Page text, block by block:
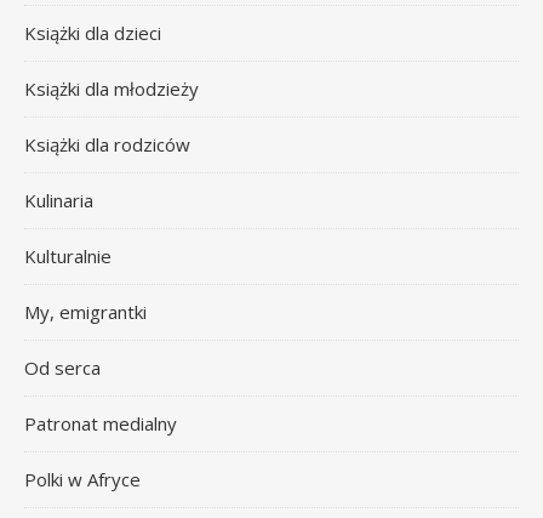
Książki dla dzieci
Książki dla młodzieży
Książki dla rodziców
Kulinaria
Kulturalnie
My, emigrantki
Od serca
Patronat medialny
Polki w Afryce